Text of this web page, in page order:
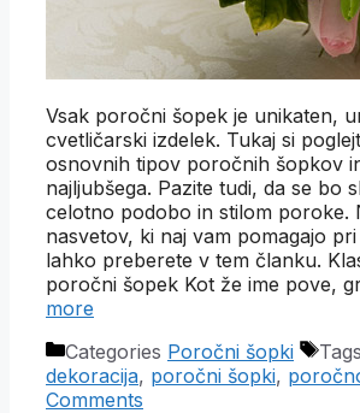
Vsak poročni šopek je unikaten,
cvetličarski izdelek. Tukaj si
osnovnih tipov poročnih šopkov
najljubšega. Pazite tudi, da se bo
celotno podobo in stilom poroke.
nasvetov, ki naj vam pomagajo
lahko preberete v tem članku.
poročni šopek Kot že ime pove,
more
Categories Poročni šopki Tags
dekoracija, poročni šopki,
Comments